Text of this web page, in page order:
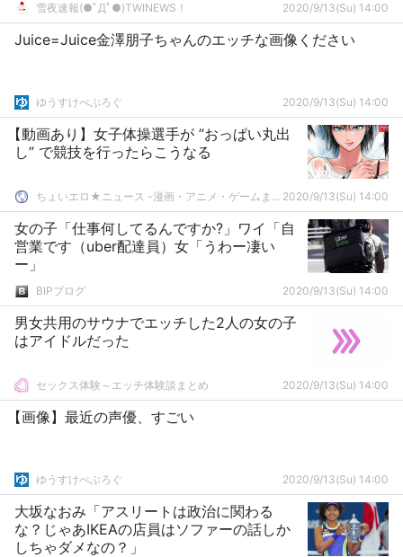
雪夜速報(●ﾟДﾟ●)TWINEWS！ 2020/9/13(Su) 14:00
Juice=Juice金澤朋子ちゃんのエッチな画像ください
ゆうすけべぶろぐ 2020/9/13(Su) 14:00
【動画あり】女子体操選手が ”おっぱい丸出
し” で競技を行ったらこうなる
ちょいエロ★ニュース -漫画・アニメ・ゲームまとめ- 2020/9/13(Su) 14:00
女の子「仕事何してるんですか?」ワイ「自
営業です（uber配達員）女「うわー凄い
ー」
BIPブログ 2020/9/13(Su) 14:00
男女共用のサウナでエッチした2人の女の子
はアイドルだった
セックス体験～エッチ体験談まとめ 2020/9/13(Su) 14:00
【画像】最近の声優、すごい
ゆうすけべぶろぐ 2020/9/13(Su) 14:00
大坂なおみ「アスリートは政治に関わる
な？じゃあIKEAの店員はソファーの話しか
しちゃダメなの？」